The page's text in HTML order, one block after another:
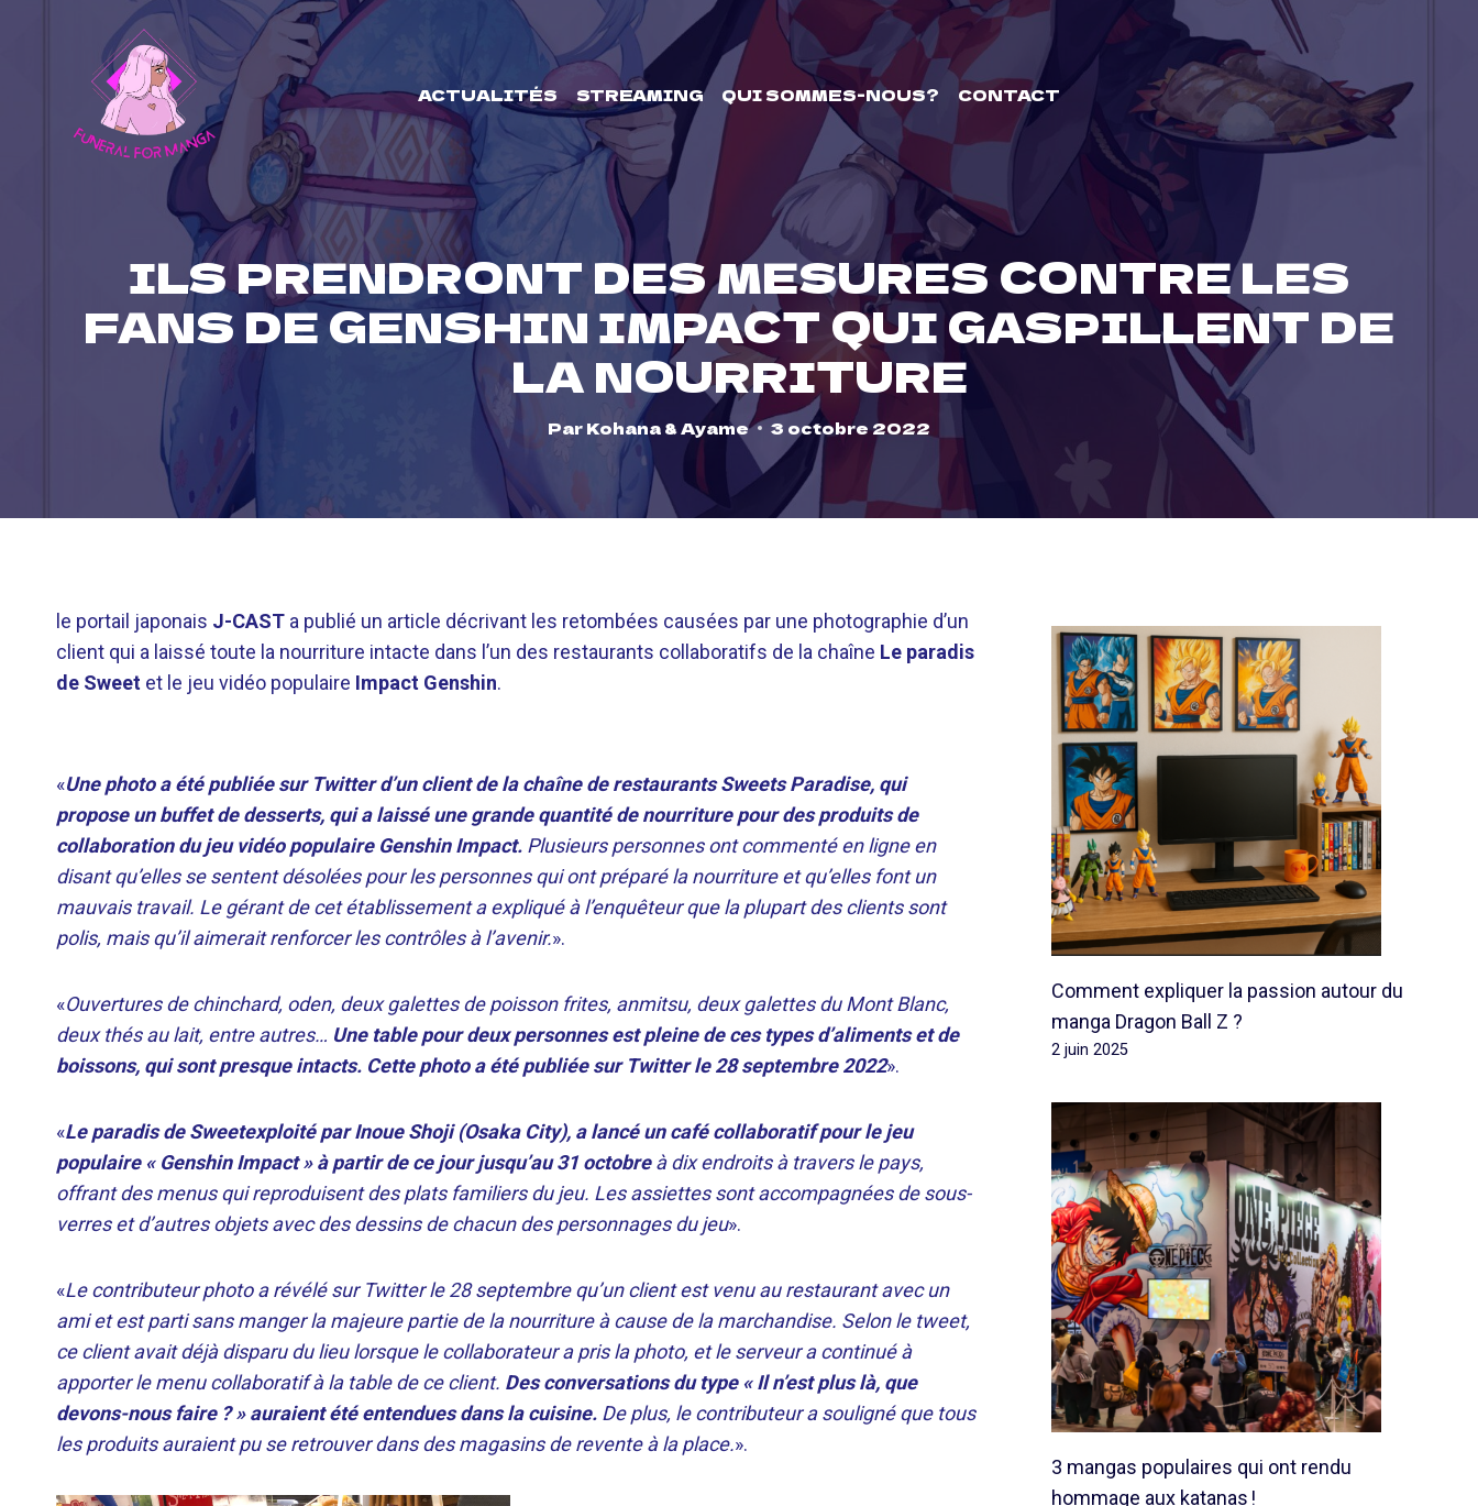
ACTUALITÉS STREAMING QUI SOMMES-NOUS? CONTACT
ILS PRENDRONT DES MESURES CONTRE LES
FANS DE GENSHIN IMPACT QUI GASPILLENT DE
LA NOURRITURE
ParKohana & Ayame 3 octobre 2022
le portail japonais J-CAST a publié un article décrivant les retombées causées par une photographie d’un
client qui a laissé toute la nourriture intacte dans l’un des restaurants collaboratifs de la chaîne Le paradis
de Sweet et le jeu vidéo populaire Impact Genshin.
«Une photo a été publiée sur Twitter d’un client de la chaîne de restaurants Sweets Paradise, qui
propose un buffet de desserts, qui a laissé une grande quantité de nourriture pour des produits de
collaboration du jeu vidéo populaire Genshin Impact. Plusieurs personnes ont commenté en ligne en
disant qu’elles se sentent désolées pour les personnes qui ont préparé la nourriture et qu’elles font un
mauvais travail. Le gérant de cet établissement a expliqué à l’enquêteur que la plupart des clients sont
polis, mais qu’il aimerait renforcer les contrôles à l’avenir.».
«Ouvertures de chinchard, oden, deux galettes de poisson frites, anmitsu, deux galettes du Mont Blanc,
deux thés au lait, entre autres… Une table pour deux personnes est pleine de ces types d’aliments et de
boissons, qui sont presque intacts. Cette photo a été publiée sur Twitter le 28 septembre 2022».
«Le paradis de Sweetexploité par Inoue Shoji (Osaka City), a lancé un café collaboratif pour le jeu
populaire « Genshin Impact » à partir de ce jour jusqu’au 31 octobreà dix endroits à travers le pays,
offrant des menus qui reproduisent des plats familiers du jeu. Les assiettes sont accompagnées de sous-
verres et d’autres objets avec des dessins de chacun des personnages du jeu».
«Le contributeur photo a révélé sur Twitter le 28 septembre qu’un client est venu au restaurant avec un
ami et est parti sans manger la majeure partie de la nourriture à cause de la marchandise. Selon le tweet,
ce client avait déjà disparu du lieu lorsque le collaborateur a pris la photo, et le serveur a continué à
apporter le menu collaboratif à la table de ce client. Des conversations du type « Il n’est plus là, que
devons-nous faire ? » auraient été entendues dans la cuisine. De plus, le contributeur a souligné que tous
les produits auraient pu se retrouver dans des magasins de revente à la place.».
Comment expliquer la passion autour du
manga Dragon Ball Z ?
2 juin 2025
3 mangas populaires qui ont rendu
hommage aux katanas !